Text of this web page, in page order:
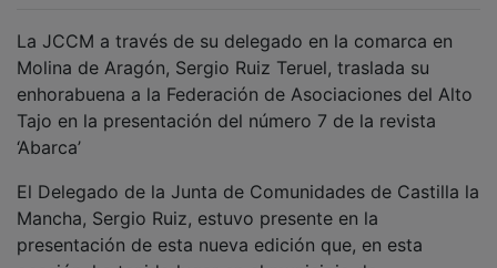
Molina de Aragón, Sergio Ruiz Teruel, traslada su
enhorabuena a la Federación de Asociaciones del Alto
Tajo en la presentación del número 7 de la revista
‘Abarca’
Mancha, Sergio Ruiz, estuvo presente en la
presentación de esta nueva edición que, en esta
ocasión, ha tenido lugar en el municipio de